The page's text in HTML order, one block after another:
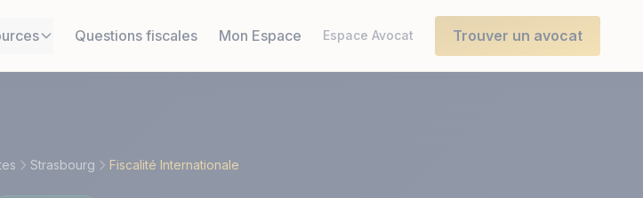
Questions fiscales Mon Espace Espace Avocat Trouver un avocat
Strasbourg Fiscalité Internationale